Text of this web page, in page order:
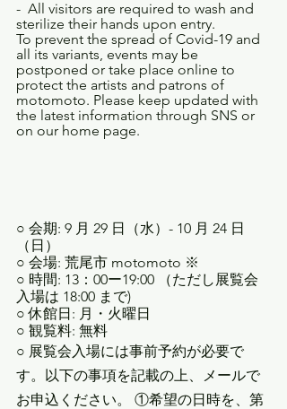
-  All visitors are required to wash and
sterilize their hands upon entry.
To prevent the spread of Covid-19 and
all its variants, events may be
postponed or take place online to
protect the artists and patrons of
motomoto. Please keep updated with
the latest information through SNS or
on our home page.
○ 会期: 9 月 29 日（水）- 10 月 24 日
（日）
○ 会場: 荒尾市 motomoto ※
○ 時間: 13：00ー19:00 （ただし展覧会
入場は 18:00 まで)
○ 休館日: 月・火曜日
○ 観覧料: 無料
○ 展覧会入場には事前予約が必要で
す。以下の事項を記載の上、メールで
お申込ください。 ①希望の日時を、第